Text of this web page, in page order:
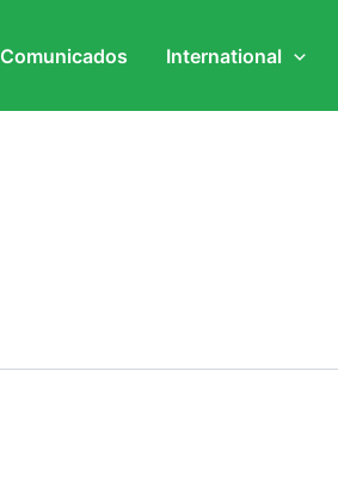
Comunicados International